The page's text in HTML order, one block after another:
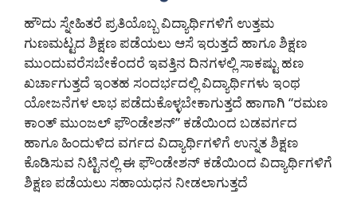
ಹೌದು ಸ್ನೇಹಿತರೆ ಪ್ರತಿಯೊಬ್ಬ ವಿದ್ಯಾರ್ಥಿಗಳಿಗೆ ಉತ್ತಮ
ಗುಣಮಟ್ಟದ ಶಿಕ್ಷಣ ಪಡೆಯಲು ಆಸೆ ಇರುತ್ತದೆ ಹಾಗೂ ಶಿಕ್ಷಣ
ಮುಂದುವರೆಸಬೇಕೆಂದರೆ ಇವತ್ತಿನ ದಿನಗಳಲ್ಲಿ ಸಾಕಷ್ಟು ಹಣ
ಖರ್ಚಾಗುತ್ತದೆ ಇಂತಹ ಸಂದರ್ಭದಲ್ಲಿ ವಿದ್ಯಾರ್ಥಿಗಳು ಇಂಥ
ಯೋಜನೆಗಳ ಲಾಭ ಪಡೆದುಕೊಳ್ಳಬೇಕಾಗುತ್ತದೆ ಹಾಗಾಗಿ “ರಮಣ
ಕಾಂತ್ ಮುಂಜಲ್ ಫೌಂಡೇಶನ್” ಕಡೆಯಿಂದ ಬಡವರ್ಗದ
ಹಾಗೂ ಹಿಂದುಳಿದ ವರ್ಗದ ವಿದ್ಯಾರ್ಥಿಗಳಿಗೆ ಉನ್ನತ ಶಿಕ್ಷಣ
ಕೊಡಿಸುವ ನಿಟ್ಟಿನಲ್ಲಿ ಈ ಫೌಂಡೇಶನ್ ಕಡೆಯಿಂದ ವಿದ್ಯಾರ್ಥಿಗಳಿಗೆ
ಶಿಕ್ಷಣ ಪಡೆಯಲು ಸಹಾಯಧನ ನೀಡಲಾಗುತ್ತದೆ